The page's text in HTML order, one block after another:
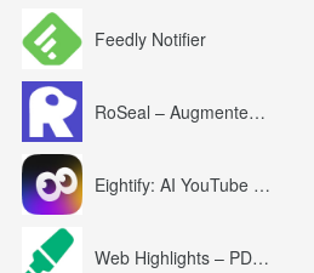
Feedly Notifier
RoSeal – Augmented Roblox Experience
Eightify: AI YouTube Summary with ChatGPT
Web Highlights – PDF & Web Highlighter